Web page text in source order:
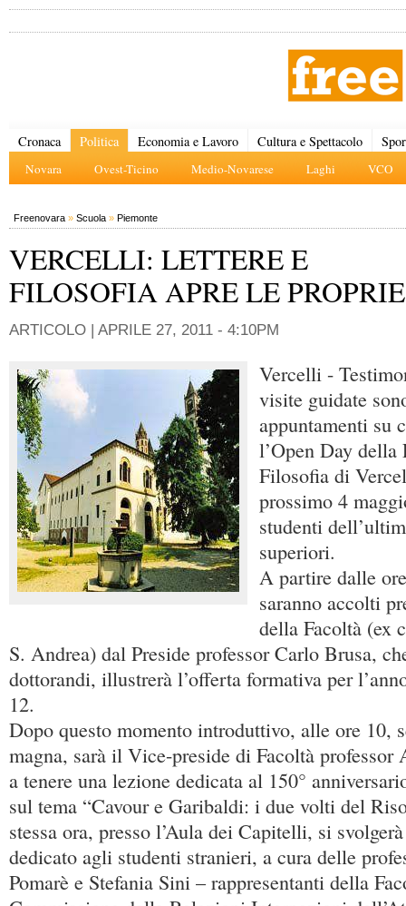
Cronaca Politica
Novara Ovest-Ticino Medio-Novarese Laghi VCO
Economia e Lavoro Cultura e Spettacolo
Freenovara » Scuola » Piemonte
VERCELLI: LETTERE E
FILOSOFIA APRE LE
ARTICOLO | APRILE 27, 2011 - 4:10PM
Vercelli -
visite guidate
appuntamenti su
l’Open Day della
Filosofia di
prossimo 4
studenti
superiori.
A partire dalle
saranno accolti
della Facoltà (ex
S. Andrea) dal Preside professor Carlo Brusa,
dottorandi, illustrerà l’offerta formativa per
12.
Dopo questo momento introduttivo, alle ore 10,
magna, sarà il Vice-preside di Facoltà professor
a tenere una lezione dedicata al 150°
sul tema “Cavour e Garibaldi: i due volti del
stessa ora, presso l’Aula dei Capitelli, si
dedicato agli studenti stranieri, a cura delle
Pomarè e Stefania Sini – rappresentanti della